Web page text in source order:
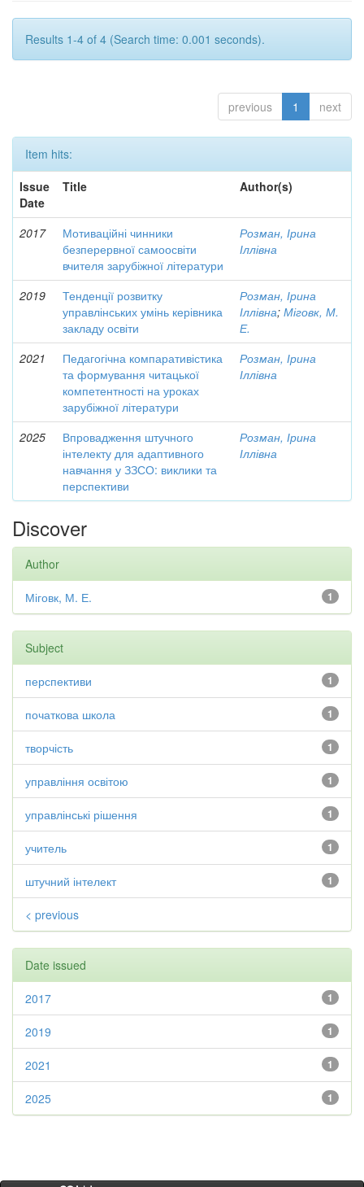
Results 1-4 of 4 (Search time: 0.001 seconds).
previous 1 next
Item hits:
Issue
Date
Title Author(s)
2017
Мотиваційні чинники
безперервної самоосвіти
вчителя зарубіжної літератури
Розман, Ірина
Іллівна
2019
Тенденції розвитку
управлінських умінь керівника
закладу освіти
Розман, Ірина
Іллівна; Міговк, М.
Е.
2021
Педагогічна компаративістика
та формування читацької
компетентності на уроках
зарубіжної літератури
Розман, Ірина
Іллівна
2025
Впровадження штучного
інтелекту для адаптивного
навчання у ЗЗСО: виклики та
перспективи
Розман, Ірина
Іллівна
Discover
Author
1
Міговк, М. Е.
Subject
1
перспективи
1
початкова школа
1
творчість
1
управління освітою
1
управлінські рішення
1
учитель
1
штучний інтелект
< previous
Date issued
1
2017
1
2019
1
2021
1
2025